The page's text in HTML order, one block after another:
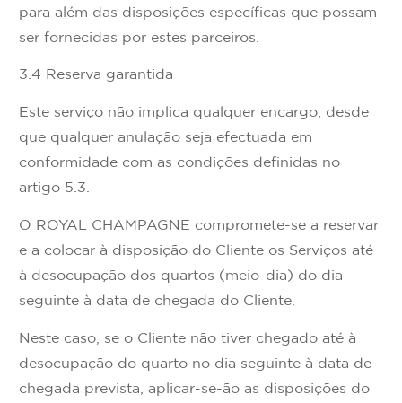
para além das disposições específicas que possam
ser fornecidas por estes parceiros.
3.4 Reserva garantida
Este serviço não implica qualquer encargo, desde
que qualquer anulação seja efectuada em
conformidade com as condições definidas no
artigo 5.3.
O ROYAL CHAMPAGNE compromete-se a reservar
e a colocar à disposição do Cliente os Serviços até
à desocupação dos quartos (meio-dia) do dia
seguinte à data de chegada do Cliente.
Neste caso, se o Cliente não tiver chegado até à
desocupação do quarto no dia seguinte à data de
chegada prevista, aplicar-se-ão as disposições do